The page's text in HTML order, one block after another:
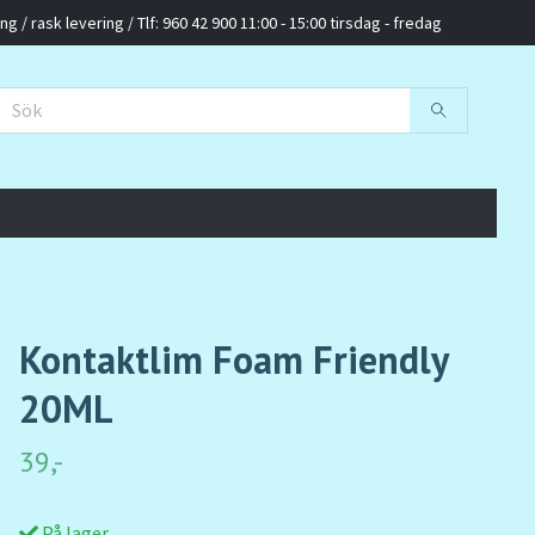
rask levering / Tlf: 960 42 900 11:00 - 15:00 tirsdag - fredag
Kontaktlim Foam Friendly
20ML
39,-